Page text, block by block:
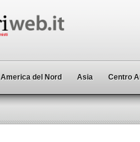
America del Nord Asia Centro